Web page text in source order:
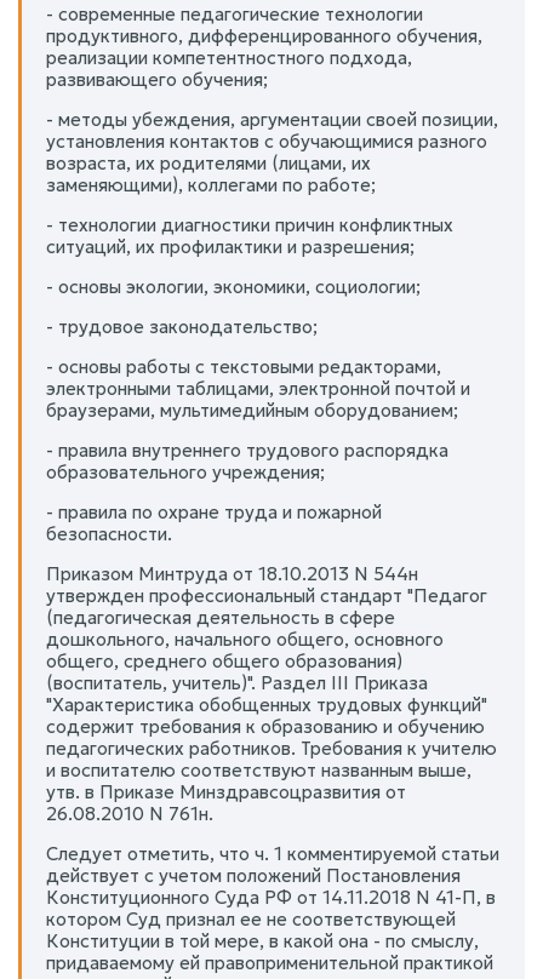
- современные педагогические технологии
продуктивного, дифференцированного обучения,
реализации компетентностного подхода,
развивающего обучения;
- методы убеждения, аргументации своей позиции,
установления контактов с обучающимися разного
возраста, их родителями (лицами, их
заменяющими), коллегами по работе;
- технологии диагностики причин конфликтных
ситуаций, их профилактики и разрешения;
- основы экологии, экономики, социологии;
- трудовое законодательство;
- основы работы с текстовыми редакторами,
электронными таблицами, электронной почтой и
браузерами, мультимедийным оборудованием;
- правила внутреннего трудового распорядка
образовательного учреждения;
- правила по охране труда и пожарной
безопасности.
Приказом Минтруда от 18.10.2013 N 544н
утвержден профессиональный стандарт "Педагог
(педагогическая деятельность в сфере
дошкольного, начального общего, основного
общего, среднего общего образования)
(воспитатель, учитель)". Раздел III Приказа
"Характеристика обобщенных трудовых функций"
содержит требования к образованию и обучению
педагогических работников. Требования к учителю
и воспитателю соответствуют названным выше,
утв. в Приказе Минздравсоцразвития от
26.08.2010 N 761н.
Следует отметить, что ч. 1 комментируемой статьи
действует с учетом положений Постановления
Конституционного Суда РФ от 14.11.2018 N 41-П, в
котором Суд признал ее не соответствующей
Конституции в той мере, в какой она - по смыслу,
придаваемому ей правоприменительной практикой